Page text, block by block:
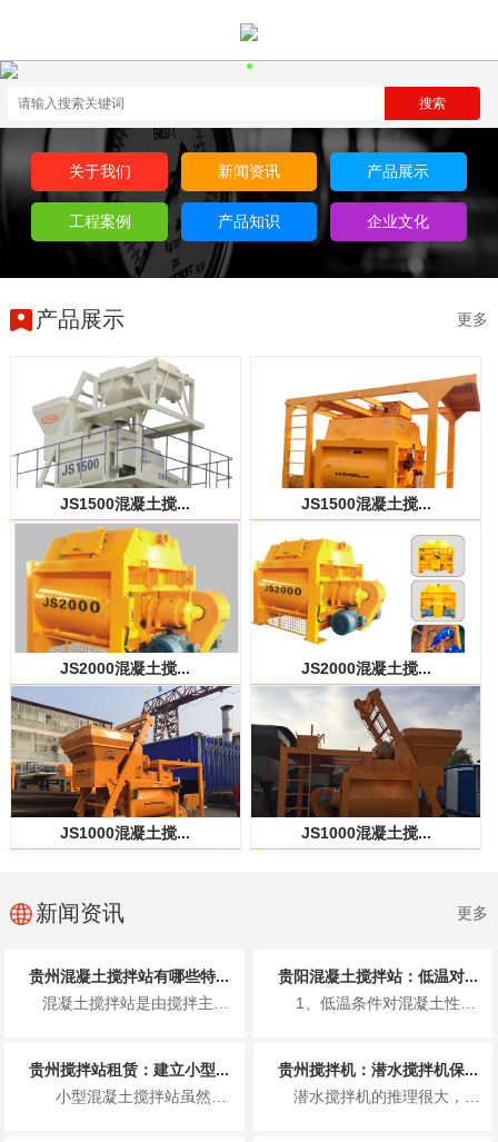
关于我们 新闻资讯 产品展示
工程案例 产品知识 企业文化
产品展示 更多
JS1500混凝土搅... JS1500混凝土搅...
JS2000混凝土搅... JS2000混凝土搅...
JS1000混凝土搅... JS1000混凝土搅...
新闻资讯 更多
贵州混凝土搅拌站有哪些特...
混凝土搅拌站是由搅拌主机、物料称量系统、物料输送系统、物料贮存系统、控制系统五大组成系统和其他...
贵阳混凝土搅拌站：低温对...
1、低温条件对混凝土性能的影响 （1）低温条件对混凝土早期...
贵州搅拌站租赁：建立小型...
小型混凝土搅拌站虽然占地面积不大，生产效率也不是十分高，但是在建立小型混凝土搅...
贵州搅拌机：潜水搅拌机保...
潜水搅拌机的推理很大，使用寿命也长，从而主要被用于污水处理厂这一方面，但是质量再好的搅拌机也需要做好定期的维修保养工作...